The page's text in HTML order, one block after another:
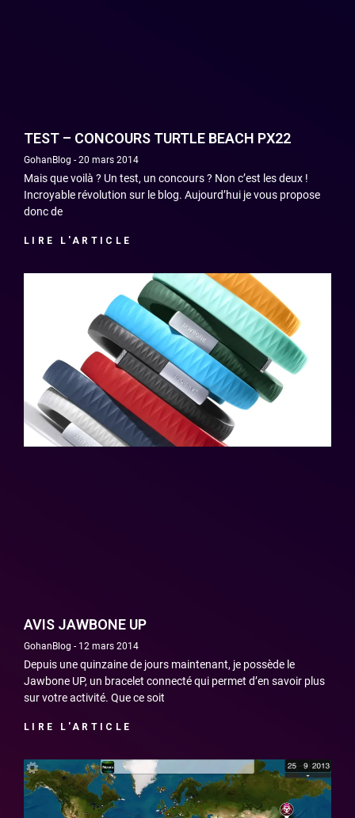
TEST – CONCOURS TURTLE BEACH PX22
GohanBlog 20 mars 2014
Mais que voilà ? Un test, un concours ? Non c’est les deux !
Incroyable révolution sur le blog. Aujourd’hui je vous propose
donc de
LIRE L'ARTICLE
AVIS JAWBONE UP
GohanBlog 12 mars 2014
Depuis une quinzaine de jours maintenant, je possède le
Jawbone UP, un bracelet connecté qui permet d’en savoir plus
sur votre activité. Que ce soit
LIRE L'ARTICLE